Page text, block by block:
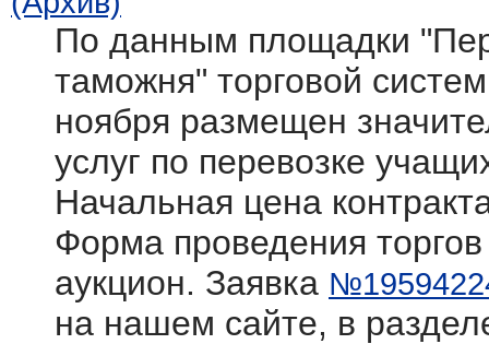
По данным площадки
таможня" торговой
ноября размещен
услуг по перевозке
Начальная цена
Форма проведения
аукцион. Заявка
на нашем сайте, в